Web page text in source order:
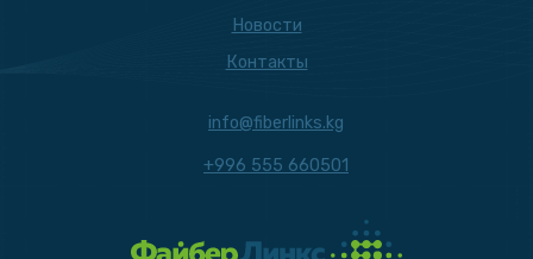
Новости
Контакты
info@fiberlinks.kg
+996 555 660501